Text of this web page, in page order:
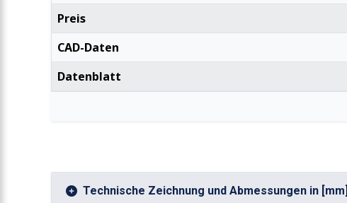
Preis
CAD-Daten
Datenblatt
Technische Zeichnung und Abmessungen in [mm]